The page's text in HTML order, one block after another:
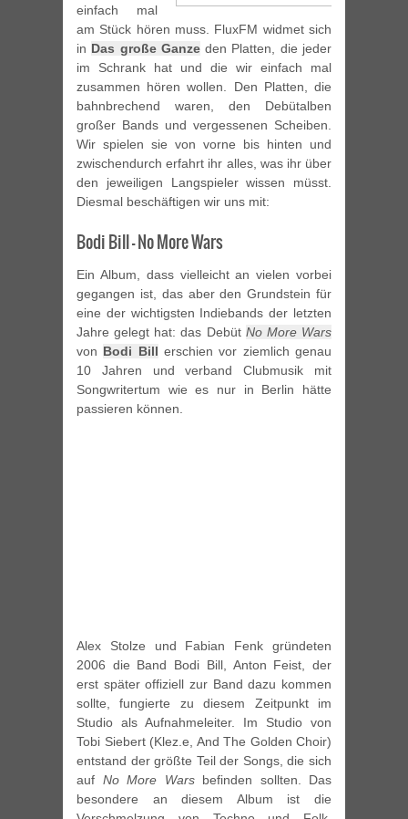
einfach mal
am Stück hören muss. FluxFM widmet sich
in Das große Ganzeden Platten, die jeder
im Schrank hat und die wir einfach mal
zusammen hören wollen. Den Platten, die
bahnbrechend waren, den Debütalben
großer Bands und vergessenen Scheiben.
Wir spielen sie von vorne bis hinten und
zwischendurch erfahrt ihr alles, was ihr über
den jeweiligen Langspieler wissen müsst.
Diesmal beschäftigen wir uns mit:
Bodi Bill – No More Wars
Ein Album, dass vielleicht an vielen vorbei
gegangen ist, das aber den Grundstein für
eine der wichtigsten Indiebands der letzten
Jahre gelegt hat: das Debüt No More Wars
von Bodi Bill erschien vor ziemlich genau
10 Jahren und verband Clubmusik mit
Songwritertum wie es nur in Berlin hätte
passieren können.
Alex Stolze und Fabian Fenk gründeten
2006 die Band Bodi Bill, Anton Feist, der
erst später offiziell zur Band dazu kommen
sollte, fungierte zu diesem Zeitpunkt im
Studio als Aufnahmeleiter. Im Studio von
Tobi Siebert (Klez.e, And The Golden Choir)
entstand der größte Teil der Songs, die sich
auf No More Warsbefinden sollten. Das
besondere an diesem Album ist die